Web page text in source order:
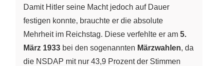
Damit Hitler seine Macht jedoch auf Dauer
festigen konnte, brauchte er die absolute
Mehrheit im Reichstag. Diese verfehlte er am 5.
März 1933 bei den sogenannten Märzwahlen, da
die NSDAP mit nur 43,9 Prozent der Stimmen